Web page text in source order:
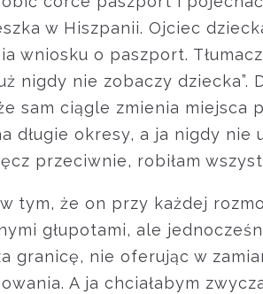
w Hiszpanii. Ojciec
wniosku o paszport.
nigdy nie zobaczy
sam ciągle zmienia miejsca
długie okresy, a ja nigdy nie
przeciwnie, robiłam
tym, że on przy każdej
głupotami, ale
granicę, nie oferując w
A ja chciałabym